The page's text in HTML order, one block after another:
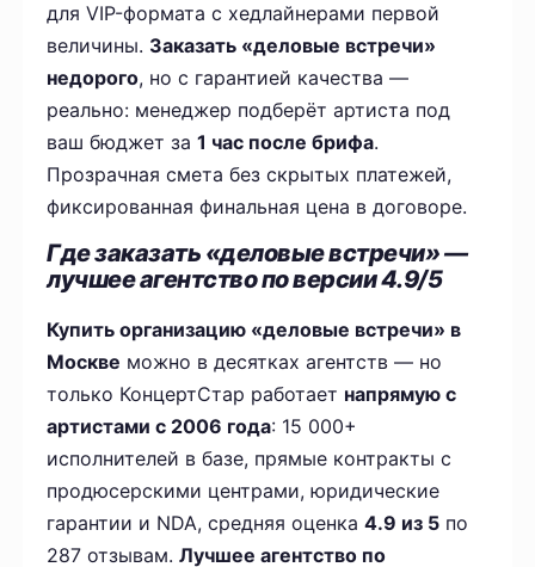
для VIP-формата с хедлайнерами первой
величины. Заказать «деловые встречи»
недорого, но с гарантией качества —
реально: менеджер подберёт артиста под
ваш бюджет за1 час после брифа.
Прозрачная смета без скрытых платежей,
фиксированная финальная цена в договоре.
Где заказать «деловые встречи» —
лучшее агентство по версии 4.9/5
Купить организацию «деловые встречи» в
Москве можно в десятках агентств — но
только КонцертСтар работает напрямую с
артистами с 2006 года: 15 000+
исполнителей в базе, прямые контракты с
продюсерскими центрами, юридические
гарантии и NDA, средняя оценка4.9 из 5 по
287 отзывам.Лучшее агентство по